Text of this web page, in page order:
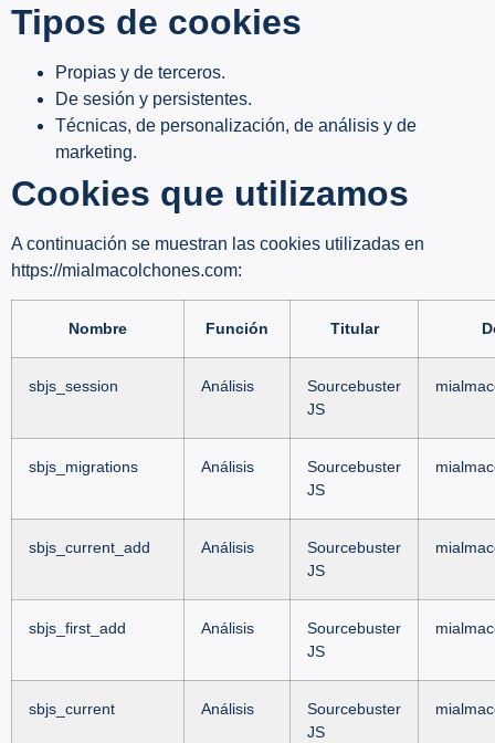
Tipos de cookies
Propias y de terceros.
De sesión y persistentes.
Técnicas, de personalización, de análisis y de
marketing.
Cookies que utilizamos
A continuación se muestran las cookies utilizadas en
https://mialmacolchones.com:
Nombre Función Titular
sbjs_session Análisis
Sourcebuster
JS
sbjs_migrations Análisis
Sourcebuster
JS
sbjs_current_add Análisis
Sourcebuster
JS
sbjs_first_add Análisis
Sourcebuster
JS
sbjs_current Análisis
Sourcebuster
JS